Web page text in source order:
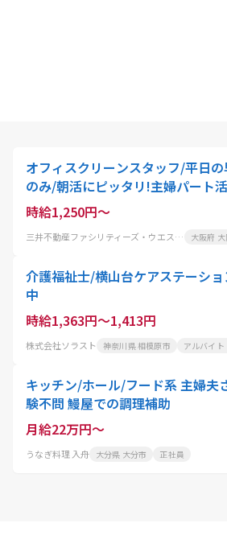
オフィスクリーンスタッフ/平日
のみ/朝活にピッタリ!主婦パート
時給1,250円～
三井不動産ファシリティーズ・ウエスト株式会社 大阪府
介護福祉士/横山台ケアステーシ
中
時給1,363円～1,413円
株式会社ソラスト 神奈川県 相模原市 アルバイト
キッチン/ホール/フード系 主婦夫
験不問 鰻屋での調理補助
月給22万円～
うなぎ料理 入舟 大分県 大分市 正社員